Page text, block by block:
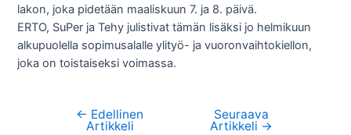
lakon, joka pidetään maaliskuun 7. ja 8. päivä.
ERTO, SuPer ja Tehy julistivat tämän lisäksi jo helmikuun
alkupuolella sopimusalalle ylityö- ja vuoronvaihtokiellon,
joka on toistaiseksi voimassa.
Artikkelien
← Edellinen
Artikkeli
Seuraava
Artikkeli →